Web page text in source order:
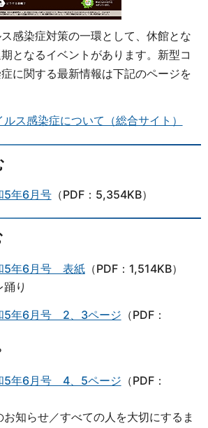
感染症対策の一環として、休館とな
となるイベントがあります。新型コ
に関する最新情報は下記のページを
ス感染症について（総合サイト）
5年6月号（PDF：5,354KB）
5年6月号 表紙（PDF：1,514KB）
り
5年6月号 2、3ページ （PDF：
5年6月号 4、5ページ （PDF：
お知らせ／すべての人を大切にするま